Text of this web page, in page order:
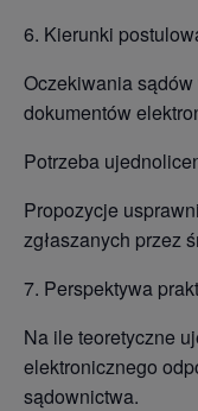
6. Kierunki
Oczekiwania
dokumentów
Potrzeba
Propozycje
zgłaszanych przez
7. Perspektywa
Na ile teoretyczne
elektronicznego
sądownictwa.